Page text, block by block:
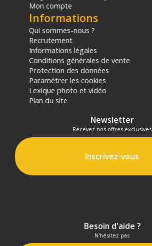
Mon compte
Informations
Qui sommes-nous ?
Recrutement
Informations légales
Conditions générales de vente
Protection des données
Paramétrer les cookies
Lexique photo et vidéo
Plan du site
Newsletter
Recevez nos offres exclusives
Inscrivez-vous
Besoin d'aide ?
N'hésitez pas